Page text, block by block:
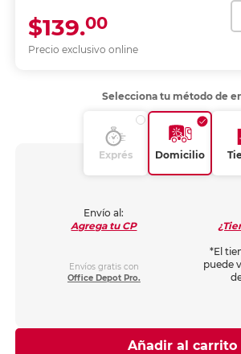
Precio exclusivo online
$139.00
Selecciona tu método de
Exprés Domicilio
Envío al:
Agrega tu CP
Envíos gratis con
Office Depot Pro.
*El
puede
Añadir al carrito